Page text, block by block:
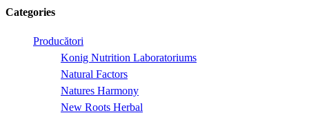
Categories
Producători
Konig Nutrition Laboratoriums
Natural Factors
Natures Harmony
New Roots Herbal